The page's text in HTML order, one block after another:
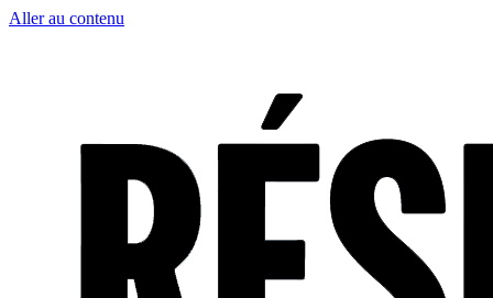
Aller au contenu